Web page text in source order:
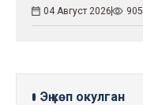
04 Август 2026 905
Эң көп окулган